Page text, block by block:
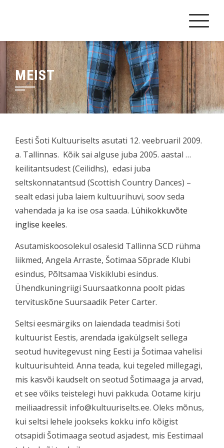
MEIST
Eesti Šoti Kultuuriselts asutati 12. veebruaril 2009.
a. Tallinnas. Kõik sai alguse juba 2005. aastal …
keilitantsudest (Ceilidhs), edasi juba
seltskonnatantsud (Scottish Country Dances) –
sealt edasi juba laiem kultuurihuvi, soov seda
vahendada ja ka ise osa saada. Lühikokkuvõte
inglise keeles.
Asutamiskoosolekul osalesid Tallinna SCD rühma
liikmed, Angela Arraste, Šotimaa Sõprade Klubi
esindus, Põltsamaa Viskiklubi esindus.
Ühendkuningriigi Suursaatkonna poolt pidas
tervituskõne Suursaadik Peter Carter.
Seltsi eesmärgiks on laiendada teadmisi šoti
kultuurist Eestis, arendada igakülgselt sellega
seotud huvitegevust ning Eesti ja Šotimaa vahelisi
kultuurisuhteid. Anna teada, kui tegeled millegagi,
mis kasvõi kaudselt on seotud Šotimaaga ja arvad,
et see võiks teistelegi huvi pakkuda. Ootame kirju
meiliaadressil: info@kultuuriselts.ee. Oleks mõnus,
kui seltsi lehele jookseks kokku info kõigist
otsapidi Šotimaaga seotud asjadest, mis Eestimaal